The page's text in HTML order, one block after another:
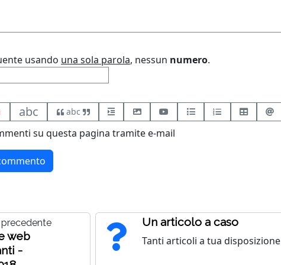
usando una sola parola, nessun numero.
abc abc
su questa pagina tramite e-mail
web
-
Un articolo a caso
Tanti articoli a tua disposizione